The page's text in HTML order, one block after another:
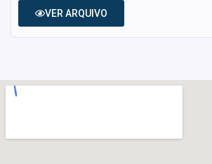
VER ARQUIVO